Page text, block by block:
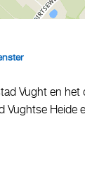
Vught en
Heide